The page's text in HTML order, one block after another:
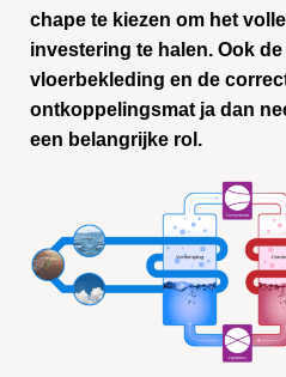
chape te kiezen om het
investering te halen. Ook
vloerbekleding en de
ontkoppelingsmat ja dan
een belangrijke rol.